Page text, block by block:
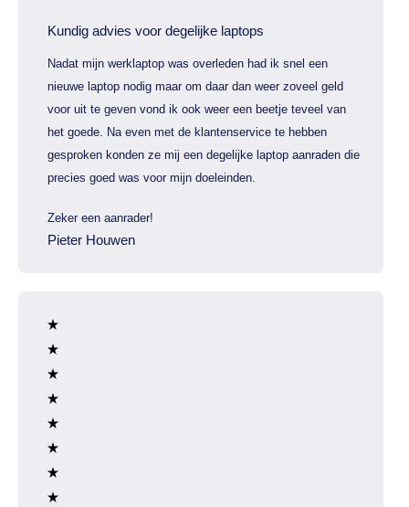
Kundig advies voor degelijke laptops
Nadat mijn werklaptop was overleden had ik snel een
nieuwe laptop nodig maar om daar dan weer zoveel geld
voor uit te geven vond ik ook weer een beetje teveel van
het goede. Na even met de klantenservice te hebben
gesproken konden ze mij een degelijke laptop aanraden die
precies goed was voor mijn doeleinden.
Zeker een aanrader!
Pieter Houwen